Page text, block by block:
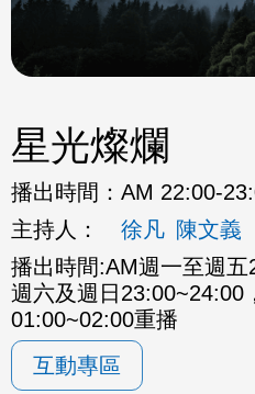
星光燦爛
播出時間： AM 22:00-
主持人：
徐凡 陳文義
播出時間:AM週一至週
週六及週日23:00~24:00
01:00~02:00重播
互動專區